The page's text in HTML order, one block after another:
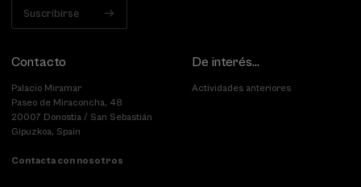
Suscribirse
Contacto
Palacio Miramar
Paseo de Miraconcha, 48
20007 Donostia / San Sebastián
Gipuzkoa, Spain
Contacta con nosotros
De interés...
Actividades anteriores